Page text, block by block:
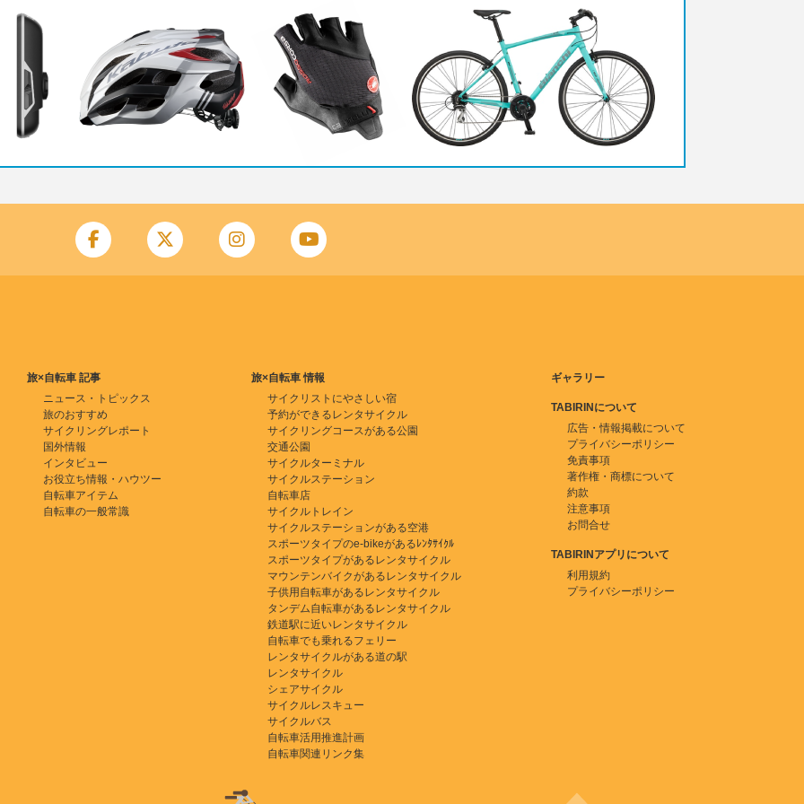
旅×自転車 記事
ニュース・トピックス
旅のおすすめ
サイクリングレポート
国外情報
インタビュー
お役立ち情報・ハウツー
自転車アイテム
自転車の一般常識
旅×自転車 情報
サイクリストにやさしい宿
予約ができるレンタサイクル
サイクリングコースがある公園
交通公園
サイクルターミナル
サイクルステーション
自転車店
サイクルトレイン
サイクルステーションがある空港
スポーツタイプのe-bikeがあるﾚﾝﾀｻｲｸﾙ
スポーツタイプがあるレンタサイクル
マウンテンバイクがあるレンタサイクル
子供用自転車があるレンタサイクル
タンデム自転車があるレンタサイクル
鉄道駅に近いレンタサイクル
自転車でも乗れるフェリー
レンタサイクルがある道の駅
レンタサイクル
シェアサイクル
サイクルレスキュー
サイクルバス
自転車活用推進計画
自転車関連リンク集
ギャラリー
TABIRINについて
広告・情報掲載について
プライバシーポリシー
免責事項
著作権・商標について
約款
注意事項
お問合せ
TABIRINアプリについて
利用規約
プライバシーポリシー